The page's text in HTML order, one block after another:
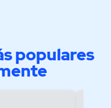
populares